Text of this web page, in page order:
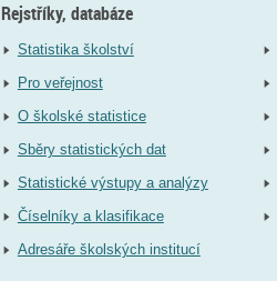
Rejstříky, databáze
Statistika školství
Pro veřejnost
O školské statistice
Sběry statistických dat
Statistické výstupy a analýzy
Číselníky a klasifikace
Adresáře školských institucí